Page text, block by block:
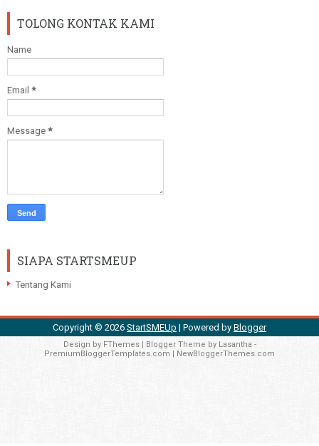
TOLONG KONTAK KAMI
Name
Email *
Message *
SIAPA STARTSMEUP
Tentang Kami
Copyright © 2026 StartSMEUp | Powered by Blogger
Design by FThemes| Blogger Theme by Lasantha -
PremiumBloggerTemplates.com | NewBloggerThemes.com